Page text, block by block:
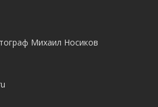
Михаил Носиков